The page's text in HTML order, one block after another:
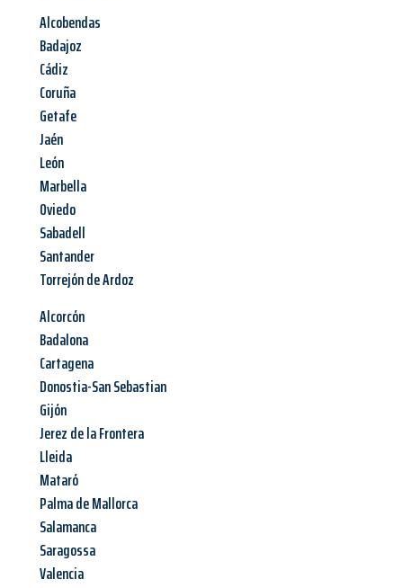
Alcobendas
Badajoz
Cádiz
Coruña
Getafe
Jaén
León
Marbella
Oviedo
Sabadell
Santander
Torrejón de Ardoz
Alcorcón
Badalona
Cartagena
Donostia-San Sebastian
Gijón
Jerez de la Frontera
Lleida
Mataró
Palma de Mallorca
Salamanca
Saragossa
Valencia